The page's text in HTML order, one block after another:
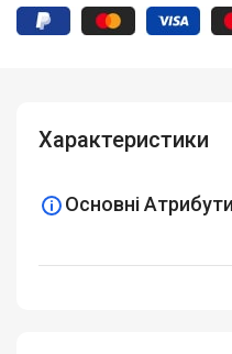
Характеристики
Основні Атрибути